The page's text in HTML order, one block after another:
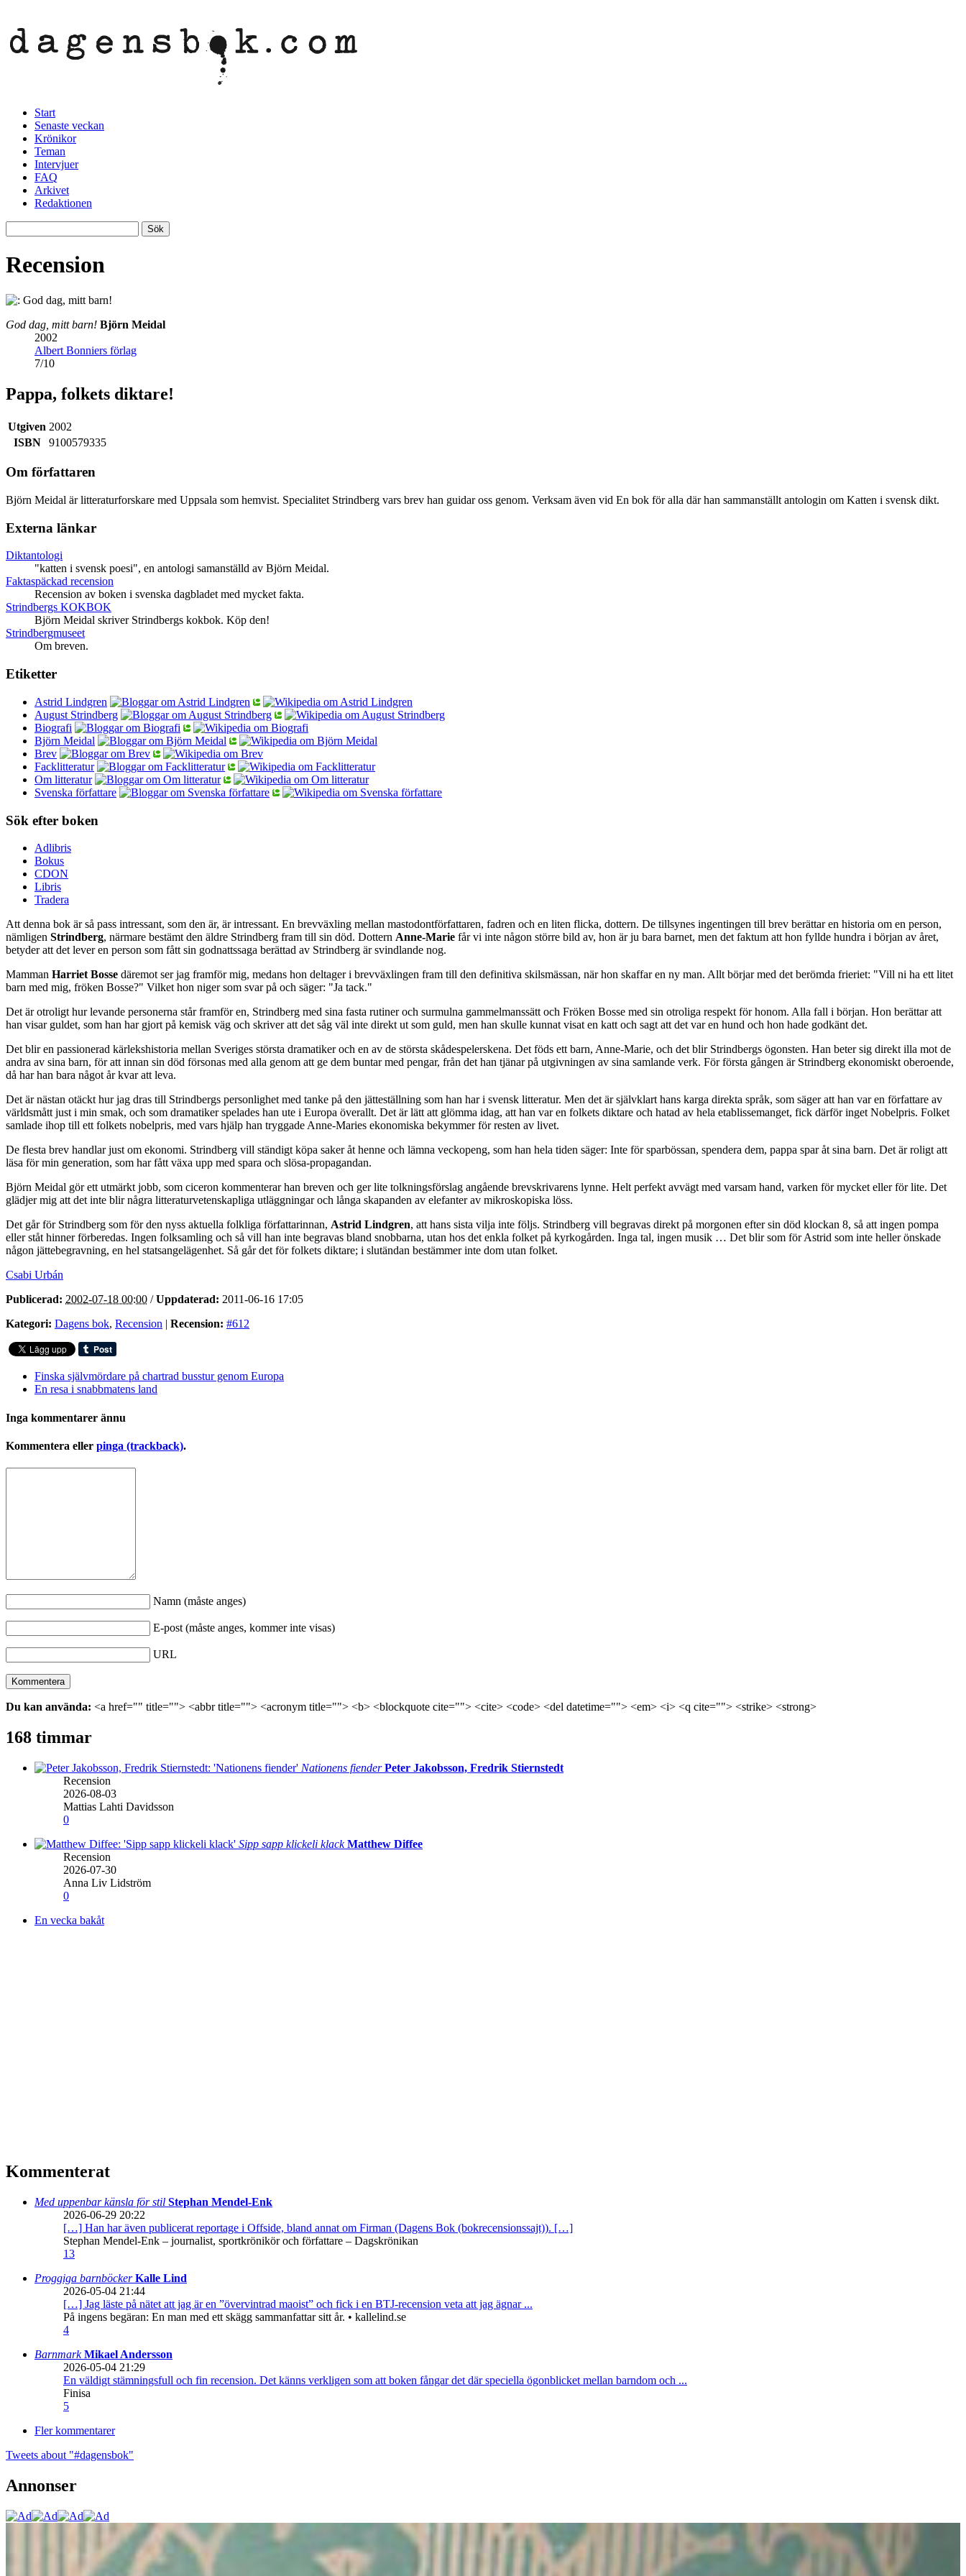
Start
Senaste veckan
Krönikor
Teman
Intervjuer
FAQ
Arkivet
Redaktionen
Recension
God dag, mitt barn! Björn Meidal
2002
Albert Bonniers förlag
7/10
Pappa, folkets diktare!
Utgiven 2002
ISBN
9100579335
Om författaren
Björn Meidal är litteraturforskare med Uppsala som hemvist. Specialitet Strindberg vars brev han guidar oss genom. Verksam även vid En bok för alla där han sammanställt antologin om Katten i svensk dikt.
Externa länkar
Diktantologi
"katten i svensk poesi", en antologi samanställd av Björn Meidal.
Faktaspäckad recension
Recension av boken i svenska dagbladet med mycket fakta.
Strindbergs KOKBOK
Björn Meidal skriver Strindbergs kokbok. Köp den!
Strindbergmuseet
Om breven.
Etiketter
Astrid Lindgren
August Strindberg
Biografi
Björn Meidal
Brev
Facklitteratur
Om litteratur
Svenska författare
Sök efter boken
Adlibris
Bokus
CDON
Libris
Tradera
Att denna bok är så pass intressant, som den är, är intressant. En brevväxling mellan mastodontförfattaren, fadren och en liten flicka, dottern. De tillsynes ingentingen till brev berättar en historia om en person,
nämligen Strindberg, närmare bestämt den äldre Strindberg fram till sin död. Dottern Anne-Marie får vi inte någon större bild av, hon är ju bara barnet, men det faktum att hon fyllde hundra i början av året,
betyder att det lever en person som fått sin godnattssaga berättad av Strindberg är svindlande nog.
Mamman Harriet Bosse däremot ser jag framför mig, medans hon deltager i brevväxlingen fram till den definitiva skilsmässan, när hon skaffar en ny man. Allt börjar med det berömda frieriet: "Vill ni ha ett litet
barn med mig, fröken Bosse?" Vilket hon niger som svar på och säger: "Ja tack."
Det är otroligt hur levande personerna står framför en, Strindberg med sina fasta rutiner och surmulna gammelmanssätt och Fröken Bosse med sin otroliga respekt för honom. Alla fall i början. Hon berättar att
han visar guldet, som han har gjort på kemisk väg och skriver att det såg väl inte direkt ut som guld, men han skulle kunnat visat en katt och sagt att det var en hund och hon hade godkänt det.
Det blir en passionerad kärlekshistoria mellan Sveriges största dramatiker och en av de största skådespelerskena. Det föds ett barn, Anne-Marie, och det blir Strindbergs ögonsten. Han beter sig direkt illa mot de
andra av sina barn, för att innan sin död försonas med alla genom att ge dem buntar med pengar, från det han tjänar på utgivningen av sina samlande verk. För första gången är Strindberg ekonomiskt oberoende,
då har han bara något år kvar att leva.
Det är nästan otäckt hur jag dras till Strindbergs personlighet med tanke på den jätteställning som han har i svensk litteratur. Men det är självklart hans karga direkta språk, som säger att han var en författare av
världsmått just i min smak, och som dramatiker spelades han ute i Europa överallt. Det är lätt att glömma idag, att han var en folkets diktare och hatad av hela etablissemanget, fick därför inget Nobelpris. Folket
samlade ihop till ett folkets nobelpris, med vars hjälp han tryggade Anne-Maries ekonomiska bekymmer för resten av livet.
De flesta brev handlar just om ekonomi. Strindberg vill ständigt köpa saker åt henne och lämna veckopeng, som han hela tiden säger: Inte för sparbössan, spendera dem, pappa spar åt sina barn. Det är roligt att
läsa för min generation, som har fått växa upp med spara och slösa-propagandan.
Björn Meidal gör ett utmärkt jobb, som ciceron kommenterar han breven och ger lite tolkningsförslag angående brevskrivarens lynne. Helt perfekt avvägt med varsam hand, varken för mycket eller för lite. Det
glädjer mig att det inte blir några litteraturvetenskapliga utläggningar och långa skapanden av elefanter av mikroskopiska löss.
Det går för Strindberg som för den nyss aktuella folkliga författarinnan, Astrid Lindgren, att hans sista vilja inte följs. Strindberg vill begravas direkt på morgonen efter sin död klockan 8, så att ingen pompa
eller ståt hinner förberedas. Ingen folksamling och så vill han inte begravas bland snobbarna, utan hos det enkla folket på kyrkogården. Inga tal, ingen musik … Det blir som för Astrid som inte heller önskade
någon jättebegravning, en hel statsangelägenhet. Så går det för folkets diktare; i slutändan bestämmer inte dom utan folket.
Csabi Urbán
Publicerad: 2002-07-18 00:00 /Uppdaterad: 2011-06-16 17:05
Kategori: Dagens bok, Recension | Recension: #612
Finska självmördare på chartrad busstur genom Europa
En resa i snabbmatens land
Inga kommentarer ännu
Kommentera eller pinga (trackback).
Namn (måste anges)
E-post (måste anges, kommer inte visas)
URL
Du kan använda: <a href="" title=""> <abbr title=""> <acronym title=""> <b> <blockquote cite=""> <cite> <code> <del datetime=""> <em> <i> <q cite=""> <strike> <strong>
168 timmar
Nationens fiender Peter Jakobsson, Fredrik Stiernstedt
Recension
2026-08-03
Mattias Lahti Davidsson
0
Sipp sapp klickeli klack Matthew Diffee
Recension
2026-07-30
Anna Liv Lidström
0
En vecka bakåt
Kommenterat
Med uppenbar känsla för stil Stephan Mendel-Enk
2026-06-29 20:22
[…] Han har även publicerat reportage i Offside, bland annat om Firman (Dagens Bok (bokrecensionssajt)). […]
Stephan Mendel-Enk – journalist, sportkrönikör och författare – Dagskrönikan
13
Proggiga barnböckerKalle Lind
2026-05-04 21:44
[…] Jag läste på nätet att jag är en ”övervintrad maoist” och fick i en BTJ-recension veta att jag ägnar ...
På ingens begäran: En man med ett skägg sammanfattar sitt år. • kallelind.se
4
BarnmarkMikael Andersson
2026-05-04 21:29
En väldigt stämningsfull och fin recension. Det känns verkligen som att boken fångar det där speciella ögonblicket mellan barndom och ...
Finisa
5
Fler kommentarer
Tweets about "#dagensbok"
Annonser